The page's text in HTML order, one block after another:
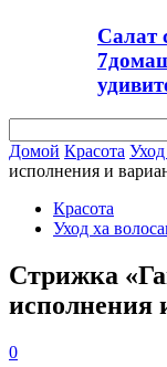
Салат
Домой Красота
исполнения и
Красота
Уход ха
Стрижка
исполнения
0